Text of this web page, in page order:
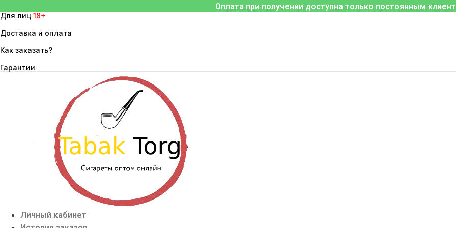
к
содержимому
Оплата при получении доступна только постоянным
Для лиц 18+
Доставка и оплата
Как заказать?
Гарантии
Личный кабинет